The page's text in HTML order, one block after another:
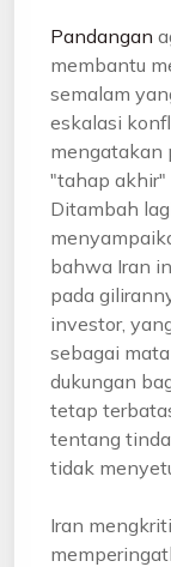
Pandangan
membantu
semalam
eskalasi
mengatakan
"tahap akhir"
Ditambah
bahwa Iran
pada
investor,
sebagai
dukungan
tetap
tentang
tidak
Iran